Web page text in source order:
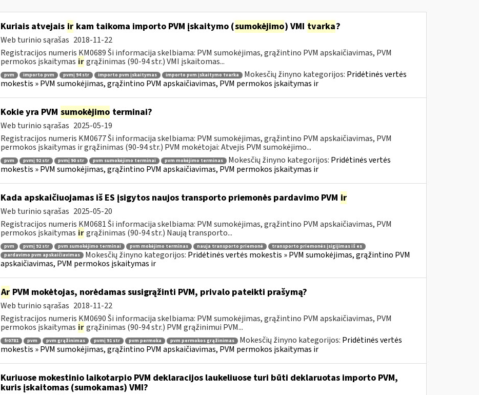
Kuriais atvejais irkam taikoma importo PVM įskaitymo (sumokėjimo) VMI tvarka?
Web turinio sąrašas 2018-11-22
Registracijos numeris KM0689 Ši informacija skelbiama: PVM sumokėjimas, grąžintino PVM apskaičiavimas, PVM
permokos įskaitymas ir grąžinimas (90-94 str.) VMI įskaitomas...
pvm importo pvm pvmį 94 str importo pvm įskaitymas importo pvm įskaitymo tvarka Mokesčių žinyno kategorijos: Pridėtinės vertės
mokestis » PVM sumokėjimas, grąžintino PVM apskaičiavimas, PVM permokos įskaitymas ir
Kokie yra PVM sumokėjimo terminai?
Web turinio sąrašas 2025-05-19
Registracijos numeris KM0677 Ši informacija skelbiama: PVM sumokėjimas, grąžintino PVM apskaičiavimas, PVM
permokos įskaitymas ir grąžinimas (90-94 str.) PVM mokėtojai: Atvejis PVM sumokėjimo...
pvm pvmį 92 str pvmį 90 str pvm sumokėjimo terminai pvm mokėjimo terminas Mokesčių žinyno kategorijos: Pridėtinės vertės
mokestis » PVM sumokėjimas, grąžintino PVM apskaičiavimas, PVM permokos įskaitymas ir
Kada apskaičiuojamas iš ES įsigytos naujos transporto priemonės pardavimo PVM ir
Web turinio sąrašas 2025-05-20
Registracijos numeris KM0681 Ši informacija skelbiama: PVM sumokėjimas, grąžintino PVM apskaičiavimas, PVM
permokos įskaitymas ir grąžinimas (90-94 str.) Naują transporto...
pvm pvmį 92 str pvm sumokėjimo terminai pvm mokėjimo terminas nauja transporto priemonė
transporto priemonės įsigijimas iš es
pardavimo pvm apskaičiavimas
Mokesčių žinyno kategorijos: Pridėtinės vertės mokestis » PVM sumokėjimas, grąžintino PVM
apskaičiavimas, PVM permokos įskaitymas ir
ArPVM mokėtojas, norėdamas susigrąžinti PVM, privalo pateikti prašymą?
Web turinio sąrašas 2018-11-22
Registracijos numeris KM0690 Ši informacija skelbiama: PVM sumokėjimas, grąžintino PVM apskaičiavimas, PVM
permokos įskaitymas ir grąžinimas (90-94 str.) PVM grąžinimui PVM...
fr0781 pvm pvm grąžinimas pvmį 91 str pvm permoka pvm permokos grąžinimas Mokesčių žinyno kategorijos: Pridėtinės vertės
mokestis » PVM sumokėjimas, grąžintino PVM apskaičiavimas, PVM permokos įskaitymas ir
Kuriuose mokestinio laikotarpio PVM deklaracijos laukeliuose turi būti deklaruotas importo PVM,
kuris įskaitomas (sumokamas) VMI?